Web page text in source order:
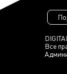
Все